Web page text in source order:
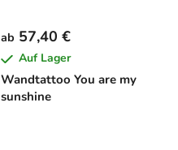
Wandtattoo You are my
sunshine
ab 57,40 €
Auf Lager